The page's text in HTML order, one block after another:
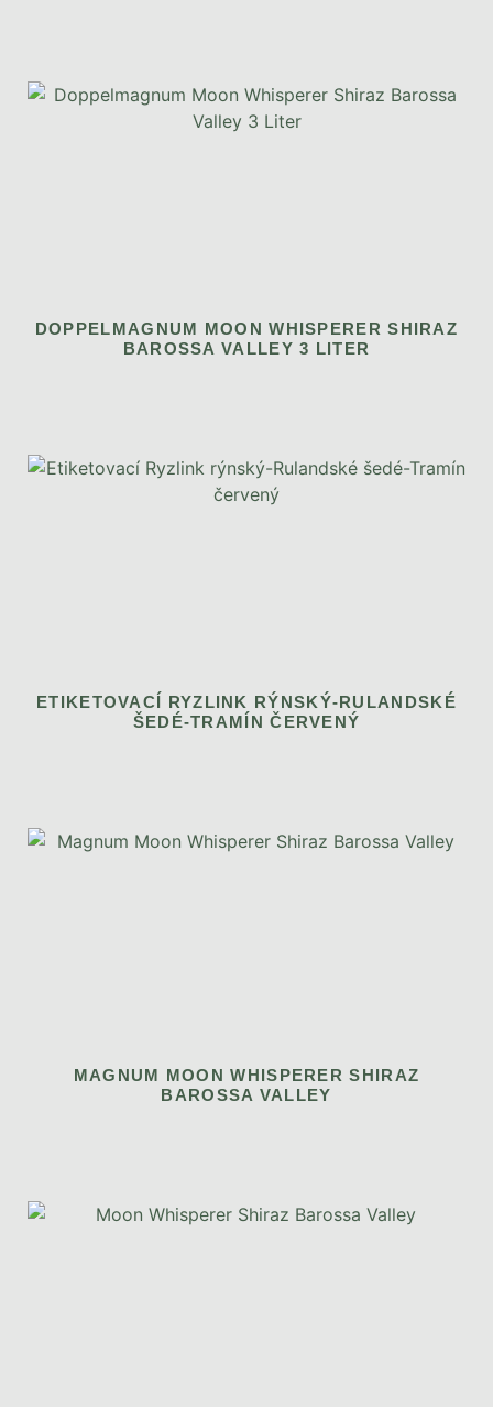
DOPPELMAGNUM MOON WHISPERER SHIRAZ
BAROSSA VALLEY 3 LITER
ETIKETOVACÍ RYZLINK RÝNSKÝ-RULANDSKÉ
ŠEDÉ-TRAMÍN ČERVENÝ
MAGNUM MOON WHISPERER SHIRAZ
BAROSSA VALLEY